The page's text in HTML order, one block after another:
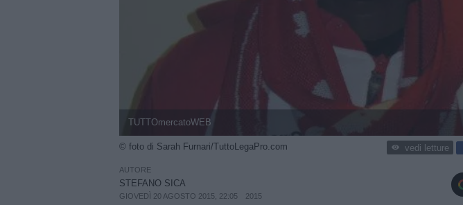
TUTTOmercatoWEB
© foto di Sarah Furnari/TuttoLegaPro.com vedi letture
AUTORE
STEFANO SICA
GIOVEDÌ 20 AGOSTO 2015, 22:05 2015